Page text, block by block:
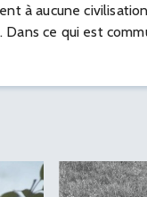
à aucune
ce qui est